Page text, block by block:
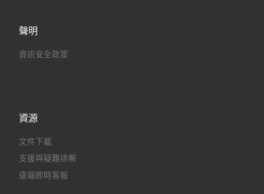
聲明
資訊安全政策
資源
文件下載
支援與疑難排解
遠端即時客服